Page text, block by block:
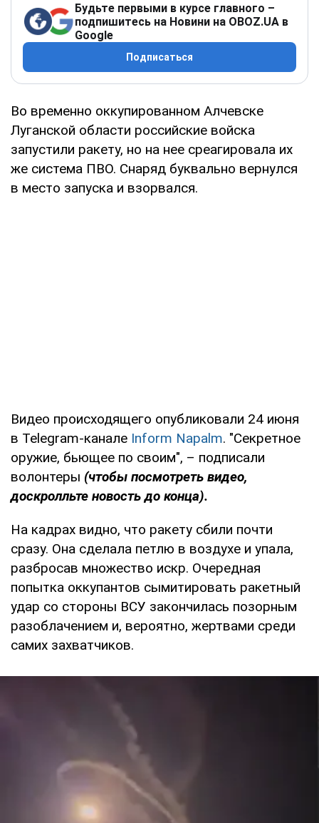
Будьте первыми в курсе главного –
подпишитесь на Новини на OBOZ.UA в
Google
Подписаться
Во временно оккупированном Алчевске
Луганской области российские войска
запустили ракету, но на нее среагировала их
же система ПВО. Снаряд буквально вернулся
в место запуска и взорвался.
Видео происходящего опубликовали 24 июня
в Telegram-канале Inform Napalm. "Секретное
оружие, бьющее по своим", – подписали
волонтеры (чтобы посмотреть видео,
доскролльте новость до конца).
На кадрах видно, что ракету сбили почти
сразу. Она сделала петлю в воздухе и упала,
разбросав множество искр. Очередная
попытка оккупантов сымитировать ракетный
удар со стороны ВСУ закончилась позорным
разоблачением и, вероятно, жертвами среди
самих захватчиков.